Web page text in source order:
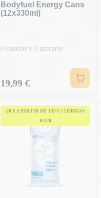
Bodyfuel Energy Cans
(12x330ml)
0 calorías y 0 azúcares
Precio
19,99 €
-20 € A PARTIR DE 150 € | CÓDIGO:
BA20